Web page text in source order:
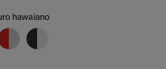
hawaiano